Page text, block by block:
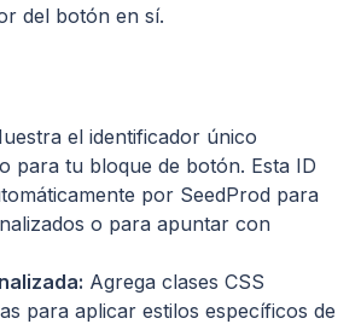
del botón en sí.
el identificador único
para tu bloque de botón. Esta ID
por SeedProd para
o para apuntar con
Agrega clases CSS
para aplicar estilos específicos de